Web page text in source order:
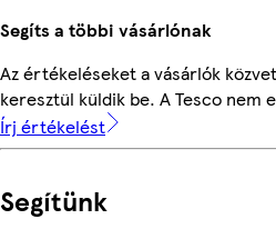
Segíts a többi vásárlónak
Az értékeléseket a vásárlók
keresztül küldik be. A Tesco nem
Írj értékelést
Segítünk